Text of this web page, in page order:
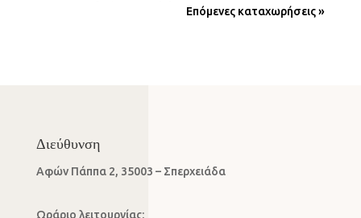
Επόμενες καταχωρήσεις »
Διεύθυνση
Αφών Πάππα 2, 35003 – Σπερχειάδα
Ωράριο λειτουργίας: